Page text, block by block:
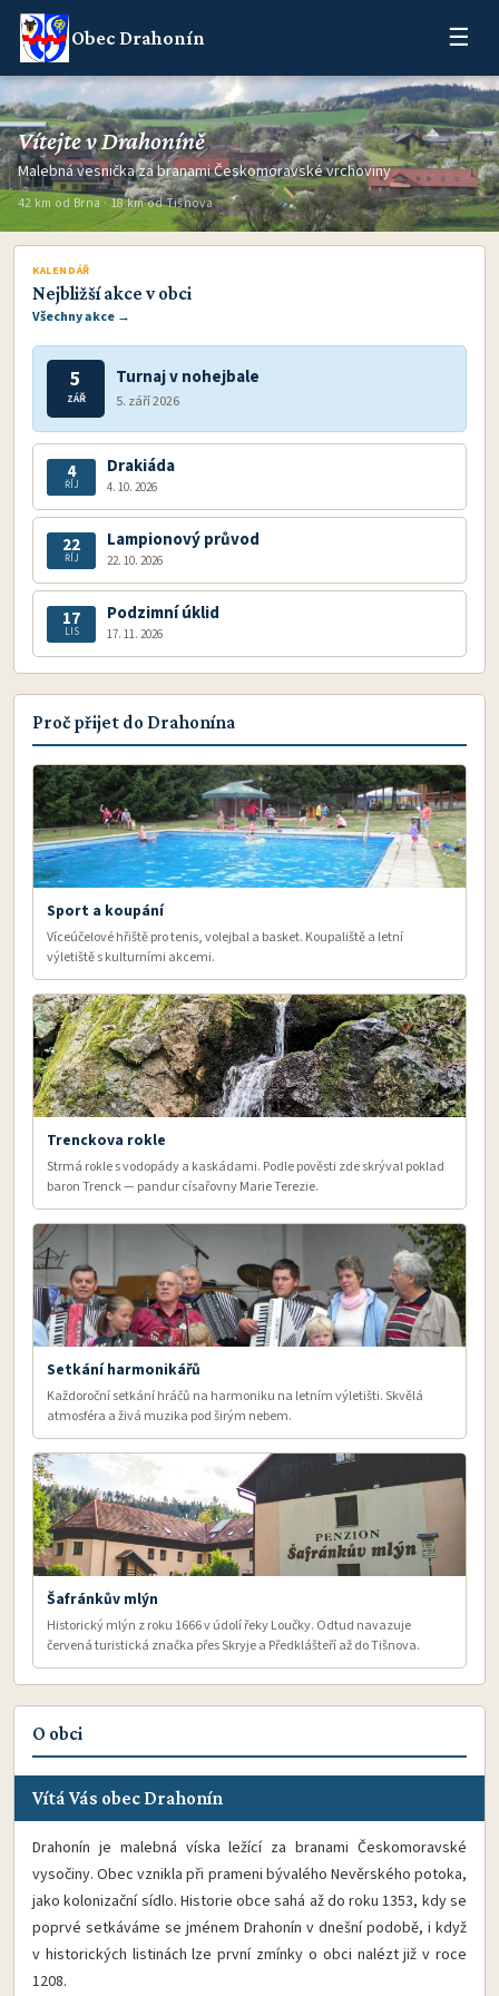
Obec Drahonín ☰
Vítejte v Drahoníně
Malebná vesnička za branami Českomoravské vrchoviny
42 km od Brna · 18 km od Tišnova
KALENDÁŘ
Nejbližší akce v obci
Všechny akce →
5
ZÁŘ
Turnaj v nohejbale
5. září 2026
4
ŘÍJ
Drakiáda
4. 10. 2026
22
ŘÍJ
Lampionový průvod
22. 10. 2026
17
LIS
Podzimní úklid
17. 11. 2026
Proč přijet do Drahonína
Sport a koupání
Víceúčelové hřiště pro tenis, volejbal a basket. Koupaliště a letní
výletiště s kulturními akcemi.
Trenckova rokle
Strmá rokle s vodopády a kaskádami. Podle pověsti zde skrýval poklad
baron Trenck — pandur císařovny Marie Terezie.
Setkání harmonikářů
Každoroční setkání hráčů na harmoniku na letním výletišti. Skvělá
atmosféra a živá muzika pod širým nebem.
Šafránkův mlýn
Historický mlýn z roku 1666 v údolí řeky Loučky. Odtud navazuje
červená turistická značka přes Skryje a Předklášteří až do Tišnova.
O obci
Vítá Vás obec Drahonín
Drahonín je malebná víska ležící za branami Českomoravské
vysočiny. Obec vznikla při prameni bývalého Nevěrského potoka,
jako kolonizační sídlo. Historie obce sahá až do roku 1353, kdy se
poprvé setkáváme se jménem Drahonín v dnešní podobě, i když
v historických listinách lze první zmínky o obci nalézt již v roce
1208.